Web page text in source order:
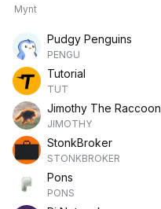
Mynt
Pudgy Penguins
PENGU
Tutorial
TUT
Jimothy The Raccoon
JIMOTHY
StonkBroker
STONKBROKER
Pons
PONS